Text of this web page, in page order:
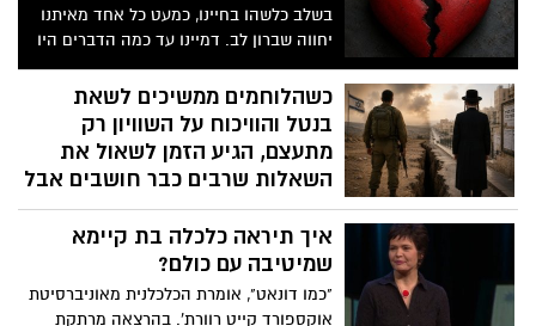
בשלב כלשהו בחיינו, כמעט כל אחד מאיתנו
יחווה שברון לב. דמיינו עד כמה הדברים היו
יכולים להיות שונים אילו היינו מעניקים יותר
תשומת לב לכאב הרגשי הייחודי הזה.
הפסיכולוג גיא וינץ' מסביר כי ההחלמה
משברון לב מתחילה בהחלטה מודעת להילחם
בדחף הטבעי שלנו לייפות את העבר ולחפש
תשובות שפשוט אינן קיימות. הוא מציע ארגז
כלים מעשי שיעזור לנו, בהדרגה, להשתחרר
מהכאב ולהמשיך הלאה. הלב שלנו אולי נשבר
לפעמים, אבל אנחנו לא חייבים להישבר יחד
איתו.
כשהלוחמים ממשיכים לשאת
בנטל והוויכוח על השוויון רק
מתעצם, הגיע הזמן לשאול את
השאלות שרבים כבר חושבים אבל
חוששים לומר בקול
בשנים האחרונות, וביתר שאת מאז 7
באוקטובר, אני מרגישה שיותר ויותר ישראלים
מסתובבים עם שאלות קשות שהם כבר
חוששים לומר בקול. אחרי אותו יום נורא, שבו
איך תיראה כלכלה בת קיימא
שמיטיבה עם כולם?
"כמו דונאט", אומרת הכלכלנית מאוניברסיטת
אוקספורד קייט רוורת'. בהרצאה מרתקת